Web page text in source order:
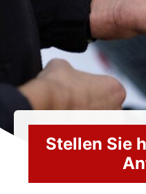
Stellen Sie